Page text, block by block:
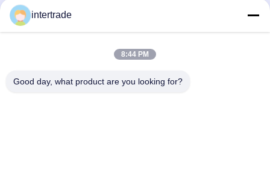
op maat gemaakte oplossingen om aan de eisen van de klant te
86-28-37561966-8:00
intertrade
8:44 PM
Good day, what product are you looking for?